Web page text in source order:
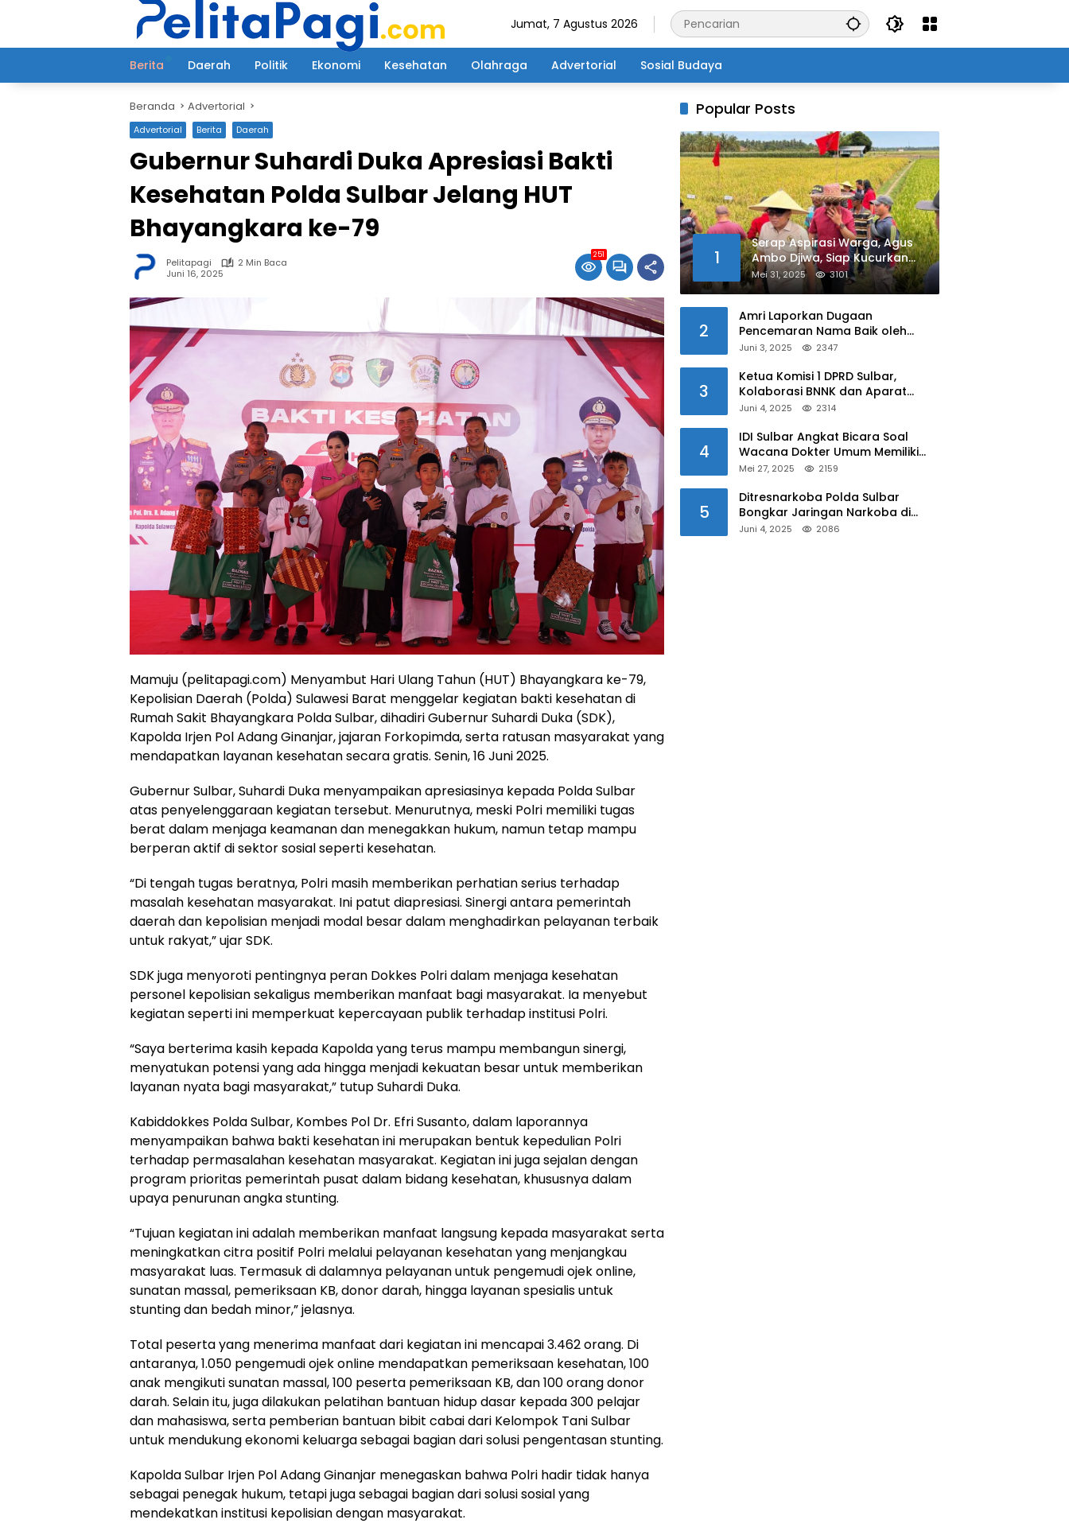
Jumat, 7 Agustus 2026
Berita Daerah Politik Ekonomi Kesehatan Olahraga Advertorial Sosial Budaya
Beranda Advertorial
Advertorial Berita Daerah
Gubernur Suhardi Duka Apresiasi Bakti
Kesehatan Polda Sulbar Jelang HUT
Bhayangkara ke-79
Pelitapagi
2 Min Baca
Juni 16, 2025
251
Mamuju (pelitapagi.com) Menyambut Hari Ulang Tahun (HUT) Bhayangkara ke-79,
Kepolisian Daerah (Polda) Sulawesi Barat menggelar kegiatan bakti kesehatan di
Rumah Sakit Bhayangkara Polda Sulbar, dihadiri Gubernur Suhardi Duka (SDK),
Kapolda Irjen Pol Adang Ginanjar, jajaran Forkopimda, serta ratusan masyarakat yang
mendapatkan layanan kesehatan secara gratis. Senin, 16 Juni 2025.
Gubernur Sulbar, Suhardi Duka menyampaikan apresiasinya kepada Polda Sulbar
atas penyelenggaraan kegiatan tersebut. Menurutnya, meski Polri memiliki tugas
berat dalam menjaga keamanan dan menegakkan hukum, namun tetap mampu
berperan aktif di sektor sosial seperti kesehatan.
“Di tengah tugas beratnya, Polri masih memberikan perhatian serius terhadap
masalah kesehatan masyarakat. Ini patut diapresiasi. Sinergi antara pemerintah
daerah dan kepolisian menjadi modal besar dalam menghadirkan pelayanan terbaik
untuk rakyat,” ujar SDK.
SDK juga menyoroti pentingnya peran Dokkes Polri dalam menjaga kesehatan
personel kepolisian sekaligus memberikan manfaat bagi masyarakat. Ia menyebut
kegiatan seperti ini memperkuat kepercayaan publik terhadap institusi Polri.
“Saya berterima kasih kepada Kapolda yang terus mampu membangun sinergi,
menyatukan potensi yang ada hingga menjadi kekuatan besar untuk memberikan
layanan nyata bagi masyarakat,” tutup Suhardi Duka.
Kabiddokkes Polda Sulbar, Kombes Pol Dr. Efri Susanto, dalam laporannya
menyampaikan bahwa bakti kesehatan ini merupakan bentuk kepedulian Polri
terhadap permasalahan kesehatan masyarakat. Kegiatan ini juga sejalan dengan
program prioritas pemerintah pusat dalam bidang kesehatan, khususnya dalam
upaya penurunan angka stunting.
“Tujuan kegiatan ini adalah memberikan manfaat langsung kepada masyarakat serta
meningkatkan citra positif Polri melalui pelayanan kesehatan yang menjangkau
masyarakat luas. Termasuk di dalamnya pelayanan untuk pengemudi ojek online,
sunatan massal, pemeriksaan KB, donor darah, hingga layanan spesialis untuk
stunting dan bedah minor,” jelasnya.
Total peserta yang menerima manfaat dari kegiatan ini mencapai 3.462 orang. Di
antaranya, 1.050 pengemudi ojek online mendapatkan pemeriksaan kesehatan, 100
anak mengikuti sunatan massal, 100 peserta pemeriksaan KB, dan 100 orang donor
darah. Selain itu, juga dilakukan pelatihan bantuan hidup dasar kepada 300 pelajar
dan mahasiswa, serta pemberian bantuan bibit cabai dari Kelompok Tani Sulbar
untuk mendukung ekonomi keluarga sebagai bagian dari solusi pengentasan stunting.
Kapolda Sulbar Irjen Pol Adang Ginanjar menegaskan bahwa Polri hadir tidak hanya
sebagai penegak hukum, tetapi juga sebagai bagian dari solusi sosial yang
mendekatkan institusi kepolisian dengan masyarakat.
Popular Posts
1
Serap Aspirasi Warga, Agus
Ambo Djiwa, Siap Kucurkan
Bantuan Pertanian di Kalukku
Mei 31, 2025 3101
2
Amri Laporkan Dugaan
Pencemaran Nama Baik oleh
Oknum Polisi ke Propam Polda
Juni 3, 2025 2347
3
Ketua Komisi 1 DPRD Sulbar,
Kolaborasi BNNK dan Aparat
Kepolisian Tekan Penyalahgunaan
Juni 4, 2025 2314
4
IDI Sulbar Angkat Bicara Soal
Wacana Dokter Umum Memiliki
Kewenangan Operasi Caesar
Mei 27, 2025 2159
5
Ditresnarkoba Polda Sulbar
Bongkar Jaringan Narkoba di
Mamuju, Dua Pria Ditangkap! Jejak
Juni 4, 2025 2086